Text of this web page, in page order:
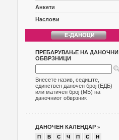
Анкети
Наслови
ПРЕБАРУВАЊЕ НА ДАНОЧНИ
ОБВРЗНИЦИ
Внесете назив, седиште,
единствен даночен број (ЕДБ)
или матичен број (МБ) на
даночниот обврзник
ДАНОЧЕН КАЛЕНДАР »
П В С Ч П С
Н